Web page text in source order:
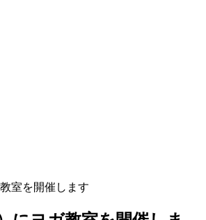
室を開催します